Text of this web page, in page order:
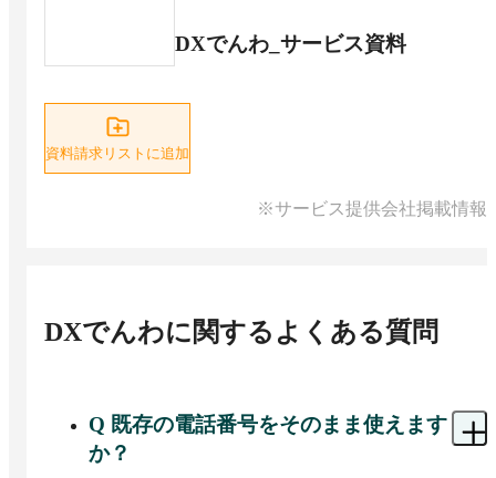
DXでんわ_サービス資料
資料請求リストに追加
※サービス提供会社掲載情報
DXでんわに関するよくある質問
Q 既存の電話番号をそのまま使えます
か？